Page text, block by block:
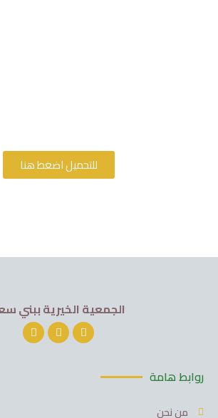
للتحميل اضغط هنا
الجمعية الخيرية ببني
روابط هامة
من نحن